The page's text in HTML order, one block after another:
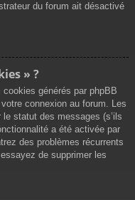
du forum ait désactivé
» ?
générés par phpBB
connexion au forum. Les
statut des messages (s’ils
a été activée par
des problèmes récurrents
de supprimer les